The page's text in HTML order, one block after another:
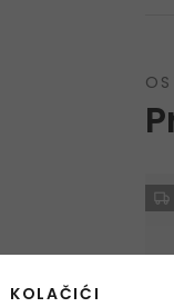
KOLAČIĆI